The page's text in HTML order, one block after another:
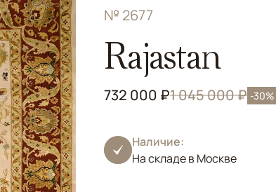
№ 2677
Rajastan
732 000 ₽1 045 000 ₽ -30%
Наличие:
На складе в Москве